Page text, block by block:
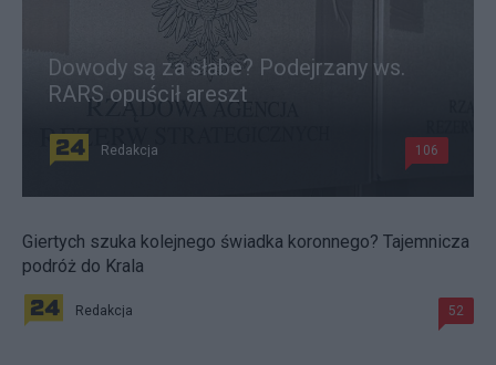
Dowody są za słabe? Podejrzany ws.
RARS opuścił areszt
Redakcja 106
Giertych szuka kolejnego świadka koronnego? Tajemnicza
podróż do Krala
Redakcja 52